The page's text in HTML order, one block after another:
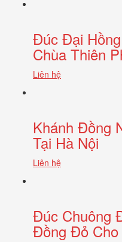
Đúc Đại
Chùa Thiên
Liên hệ
Khánh Đồng
Tại Hà Nội
Liên hệ
Đúc Chuông
Đồng Đỏ Cho